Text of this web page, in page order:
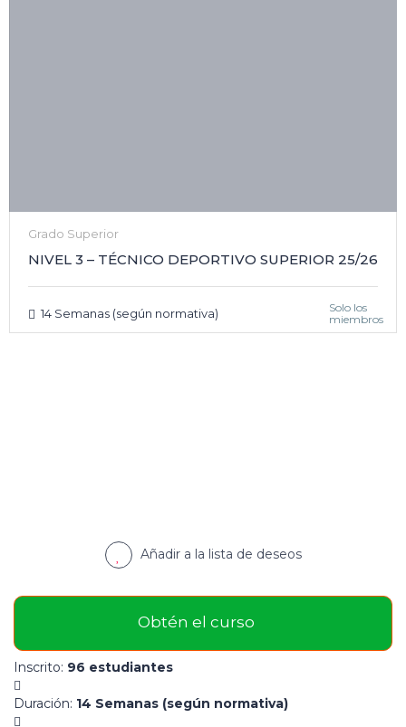
Grado Superior
NIVEL 3 – TÉCNICO DEPORTIVO SUPERIOR 25/26
14 Semanas (según normativa)
Solo los
miembros
Añadir a la lista de deseos
Obtén el curso
Inscrito: 96 estudiantes
Duración: 14 Semanas (según normativa)